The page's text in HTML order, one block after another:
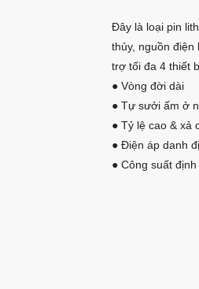
Đây là loại pin
thủy, nguồn điện
trợ tối đa 4 thiết
● Vòng đời dài
● Tự sưởi ấm ở
● Tỷ lệ cao & xả
● Điện áp danh
● Công suất